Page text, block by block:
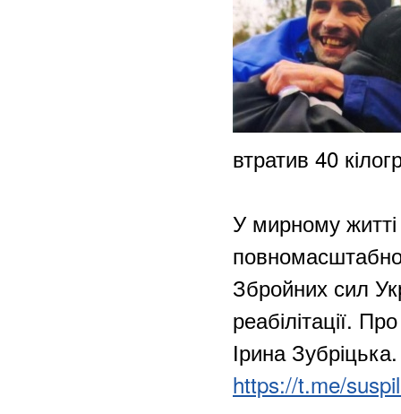
втратив 40
У мирному
Збройних сил
реабілітації.
Ірина Зубріцька.
https://t.me/